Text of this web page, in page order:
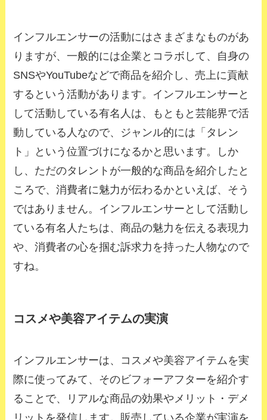
インフルエンサーの活動にはさまざまなものがあ
りますが、一般的には企業とコラボして、自身の
SNSやYouTubeなどで商品を紹介し、売上に貢献
するという活動があります。インフルエンサーと
して活動している有名人は、もともと芸能界で活
動している人なので、ジャンル的には「タレン
ト」という位置づけになるかと思います。しか
し、ただのタレントが一般的な商品を紹介したと
ころで、消費者に魅力が伝わるかといえば、そう
ではありません。インフルエンサーとして活動し
ている有名人たちは、商品の魅力を伝える表現力
や、消費者の心を掴む訴求力を持った人物なので
すね。
コスメや美容アイテムの実演
インフルエンサーは、コスメや美容アイテムを実
際に使ってみて、そのビフォーアフターを紹介す
ることで、リアルな商品の効果やメリット・デメ
リットを発信します。販売している企業が実演を